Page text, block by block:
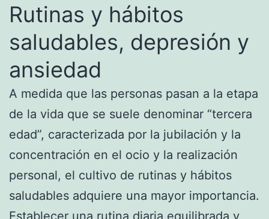
Rutinas y hábitos
saludables, depresión y
ansiedad
A medida que las personas pasan a la etapa
de la vida que se suele denominar “tercera
edad”, caracterizada por la jubilación y la
concentración en el ocio y la realización
personal, el cultivo de rutinas y hábitos
saludables adquiere una mayor importancia.
Establecer una rutina diaria equilibrada y